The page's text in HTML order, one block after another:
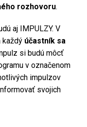
rozhovoru.
aj IMPULZY. V
každý účastník sa
si budú môcť
v označenom
impulzov
svojich